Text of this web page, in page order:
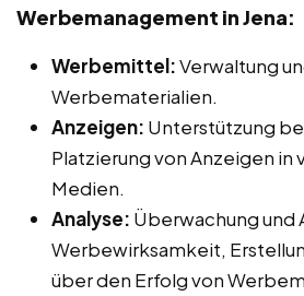
Werbemanagement in Jena:
Werbemittel:Verwaltung
Werbematerialien.
Anzeigen: Unterstützung
Platzierung von Anzeigen in
Medien.
Analyse: Überwachung und
Werbewirksamkeit,
über den Erfolg von